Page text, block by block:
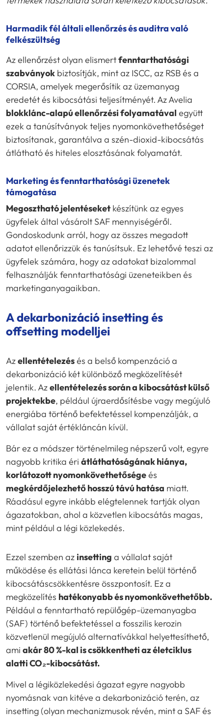
Harmadik fél általi ellenőrzés és auditra való
felkészültség
Az ellenőrzést olyan elismertfenntarthatósági
szabványok biztosítják, mint az ISCC, az RSB és a
CORSIA, amelyek megerősítik az üzemanyag
eredetét és kibocsátási teljesítményét. Az Avelia
blokklánc-alapú ellenőrzési folyamatával együtt
ezek a tanúsítványok teljes nyomonkövethetőséget
biztosítanak, garantálva a szén-dioxid-kibocsátás
átlátható és hiteles elosztásának folyamatát.
Marketing és fenntarthatósági üzenetek
támogatása
Megosztható jelentéseket készítünk az egyes
ügyfelek által vásárolt SAF mennyiségéről.
Gondoskodunk arról, hogy az összes megadott
adatot ellenőrizzük és tanúsítsuk. Ez lehetővé teszi az
ügyfelek számára, hogy az adatokat bizalommal
felhasználják fenntarthatósági üzeneteikben és
marketinganyagaikban.
A dekarbonizáció insetting és
offsetting modelljei
Azellentételezésés a belső kompenzáció a
dekarbonizáció két különböző megközelítését
jelentik. Azellentételezés során a kibocsátást külső
projektekbe, például újraerdősítésbe vagy megújuló
energiába történő befektetéssel kompenzálják, a
vállalat saját értékláncán kívül.
Bár ez a módszer történelmileg népszerű volt, egyre
nagyobb kritika éri átláthatóságának hiánya,
korlátozott nyomonkövethetőségeés
megkérdőjelezhető hosszú távú hatása miatt.
Ráadásul egyre inkább elégtelennek tartják olyan
ágazatokban, ahol a közvetlen kibocsátás magas,
mint például a légi közlekedés.
Ezzel szemben az insetting a vállalat saját
működése és ellátási lánca keretein belül történő
kibocsátáscsökkentésre összpontosít. Ez a
megközelítés hatékonyabb és nyomonkövethetőbb.
Például a fenntartható repülőgép-üzemanyagba
(SAF) történő befektetéssel a fosszilis kerozin
közvetlenül megújuló alternatívákkal helyettesíthető,
ami akár 80 %-kal is csökkentheti az életciklus
alatti CO₂-kibocsátást.
Mivel a légiközlekedési ágazat egyre nagyobb
nyomásnak van kitéve a dekarbonizáció terén, az
insetting (olyan mechanizmusok révén, mint a SAF és